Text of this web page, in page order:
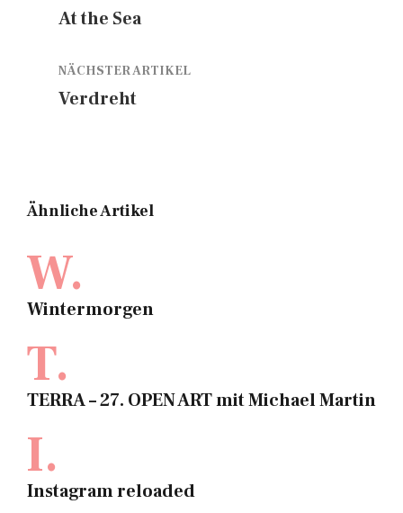
At the Sea
NÄCHSTER ARTIKEL
Verdreht
Ähnliche Artikel
W.
Wintermorgen
T.
TERRA – 27. OPEN ART mit Michael Martin
I.
Instagram reloaded